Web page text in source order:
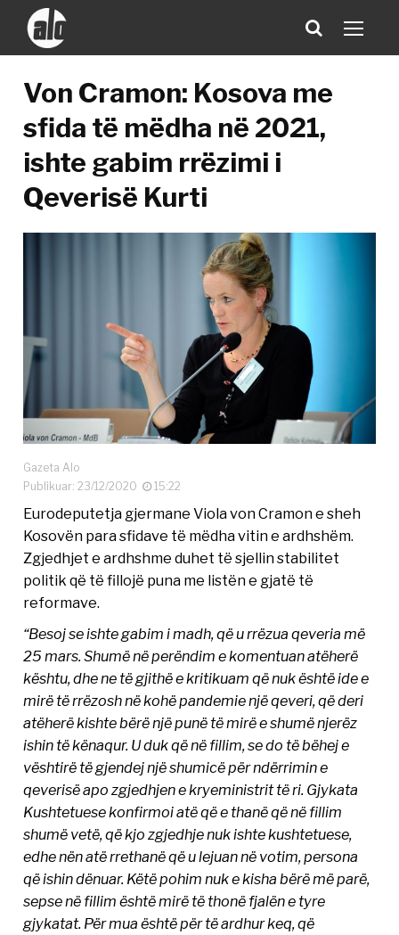
Von Cramon: Kosova me
sfida të mëdha në 2021,
ishte gabim rrëzimi i
Qeverisë Kurti
Gazeta Alo
Publikuar: 23/12/2020
15:22
Eurodeputetja gjermane Viola von Cramon e sheh
Kosovën para sfidave të mëdha vitin e ardhshëm.
Zgjedhjet e ardhshme duhet të sjellin stabilitet
politik që të fillojë puna me listën e gjatë të
reformave.
“Besoj se ishte gabim i madh, që u rrëzua qeveria më
25 mars. Shumë në perëndim e komentuan atëherë
kështu, dhe ne të gjithë e kritikuam që nuk është ide e
mirë të rrëzosh në kohë pandemie një qeveri, që deri
atëherë kishte bërë një punë të mirë e shumë njerëz
ishin të kënaqur. U duk që në fillim, se do të bëhej e
vështirë të gjendej një shumicë për ndërrimin e
qeverisë apo zgjedhjen e kryeministrit të ri. Gjykata
Kushtetuese konfirmoi atë që e thanë që në fillim
shumë vetë, që kjo zgjedhje nuk ishte kushtetuese,
edhe nën atë rrethanë që u lejuan në votim, persona
që ishin dënuar. Këtë pohim nuk e kisha bërë më parë,
sepse në fillim është mirë të thonë fjalën e tyre
gjykatat. Për mua është për të ardhur keq, që